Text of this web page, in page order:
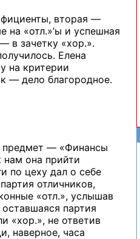
вторая —
«отл.»’ы и успешная
в зачетку «хор.».
Елена
на критерии
— дело благородное.
предмет — «Финансы
нам она прийти
по цеху дал о себе
отличников,
«отл.», услышав
партия
«хор.», не ответив
наверное, часа